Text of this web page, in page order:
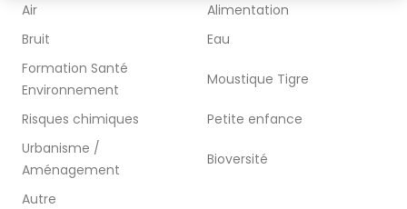
Air
Alimentation
Bruit
Eau
Formation Santé
Environnement
Moustique Tigre
Risques chimiques
Petite enfance
Urbanisme /
Aménagement
Bioversité
Autre